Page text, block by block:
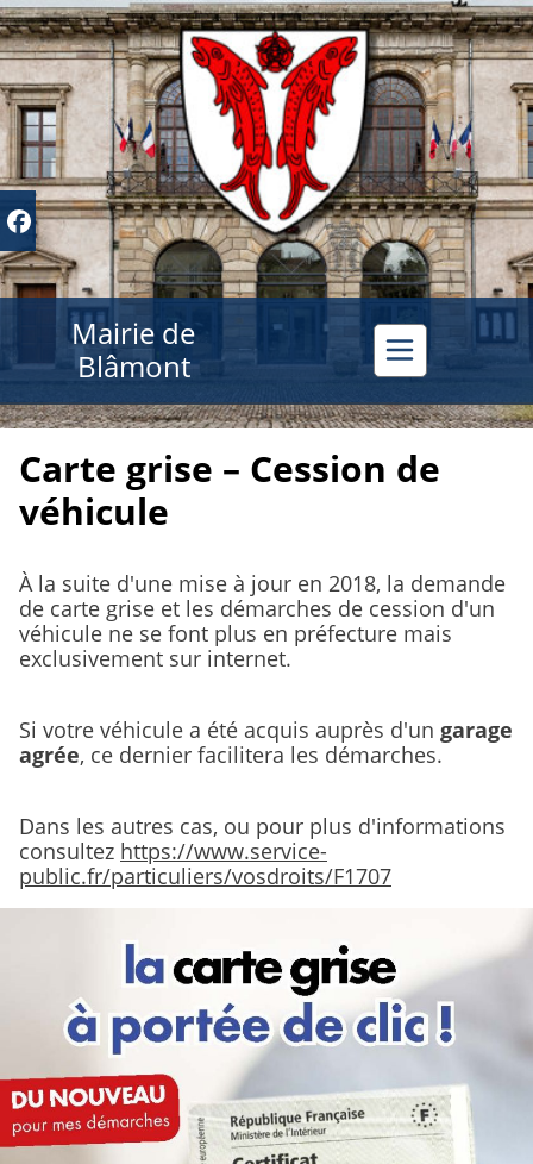
Mairie de
Blâmont
Carte grise – Cession de
véhicule
À la suite d'une mise à jour en 2018, la demande
de carte grise et les démarches de cession d'un
véhicule ne se font plus en préfecture mais
exclusivement sur internet.
Si votre véhicule a été acquis auprès d'un garage
agrée, ce dernier facilitera les démarches.
Dans les autres cas, ou pour plus d'informations
consultez https://www.service-
public.fr/particuliers/vosdroits/F1707